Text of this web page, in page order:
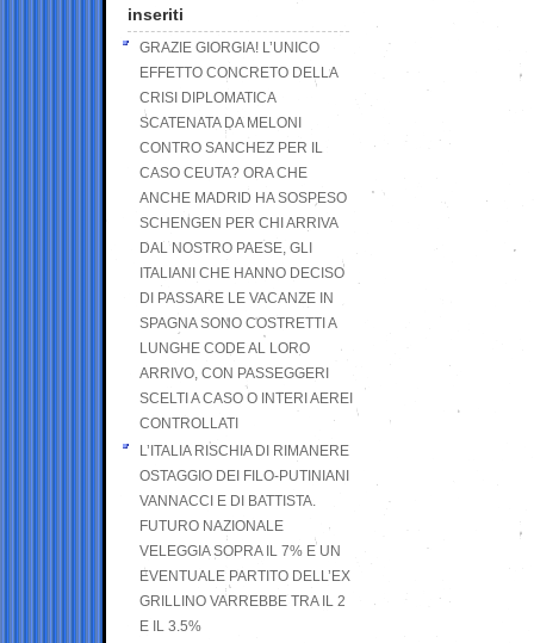
inseriti
GRAZIE GIORGIA! L’UNICO
EFFETTO CONCRETO DELLA
CRISI DIPLOMATICA
SCATENATA DA MELONI
CONTRO SANCHEZ PER IL
CASO CEUTA? ORA CHE
ANCHE MADRID HA SOSPESO
SCHENGEN PER CHI ARRIVA
DAL NOSTRO PAESE, GLI
ITALIANI CHE HANNO DECISO
DI PASSARE LE VACANZE IN
SPAGNA SONO COSTRETTI A
LUNGHE CODE AL LORO
ARRIVO, CON PASSEGGERI
SCELTI A CASO O INTERI AEREI
CONTROLLATI
L’ITALIA RISCHIA DI RIMANERE
OSTAGGIO DEI FILO-PUTINIANI
VANNACCI E DI BATTISTA.
FUTURO NAZIONALE
VELEGGIA SOPRA IL 7% E UN
EVENTUALE PARTITO DELL’EX
GRILLINO VARREBBE TRA IL 2
E IL 3.5%